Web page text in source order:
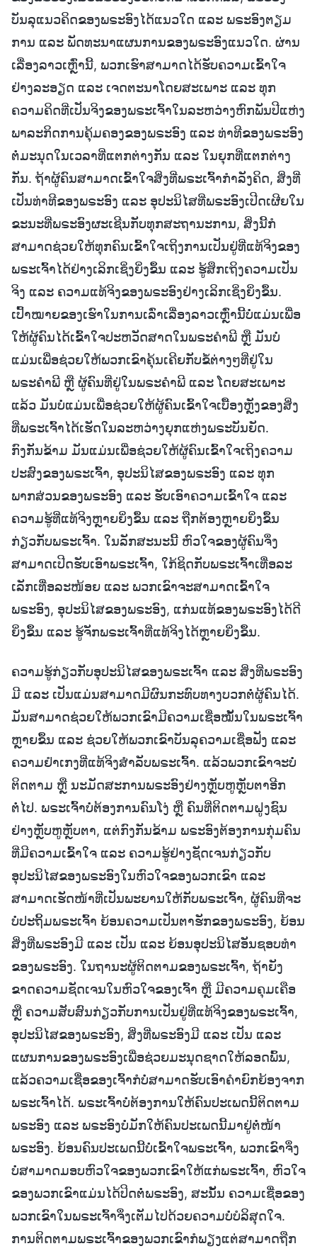
ບັນລຸແນວຄິດຂອງພຣະອົງໄດ້ແນວໃດ ແລະ ພຣະອົງຕຽມ
ການ ແລະ ພັດທະນາແຜນການຂອງພຣະອົງແນວໃດ. ຜ່ານ
ເລື່ອງລາວເຫຼົ່ານີ້, ພວກເຮົາສາມາດໄດ້ຮັບຄວາມເຂົ້າໃຈ
ຢ່າງລະອຽດ ແລະ ເຈດຕະນາໂດຍສະເພາະ ແລະ ທຸກ
ຄວາມຄິດທີ່ເປັນຈິງຂອງພຣະເຈົ້າໃນລະຫວ່າງຫົກພັນປີແຫ່ງ
ພາລະກິດການຄຸ້ມຄອງຂອງພຣະອົງ ແລະ ທ່າທີຂອງພຣະອົງ
ຕໍ່ມະນຸດໃນເວລາທີ່ແຕກຕ່າງກັນ ແລະ ໃນຍຸກທີ່ແຕກຕ່າງ
ກັນ. ຖ້າຜູ້ຄົນສາມາດເຂົ້າໃຈສິ່ງທີ່ພຣະເຈົ້າກຳລັງຄິດ, ສິ່ງທີ່
ເປັນທ່າທີຂອງພຣະອົງ ແລະ ອຸປະນິໄສທີ່ພຣະອົງເປີດເຜີຍໃນ
ຂະນະທີ່ພຣະອົງຜະເຊີນກັບທຸກສະຖານະການ, ສິ່ງນີ້ກໍ
ສາມາດຊ່ວຍໃຫ້ທຸກຄົນເຂົ້າໃຈເຖິງການເປັນຢູ່ທີ່ແທ້ຈິງຂອງ
ພຣະເຈົ້າໄດ້ຢ່າງເລິກເຊິ່ງຍິ່ງຂຶ້ນ ແລະ ຮູ້ສຶກເຖິງຄວາມເປັນ
ຈິງ ແລະ ຄວາມແທ້ຈິງຂອງພຣະອົງຢ່າງເລິກເຊິ່ງຍິ່ງຂຶ້ນ.
ເປົ້າໝາຍຂອງເຮົາໃນການເລົ່າເລື່ອງລາວເຫຼົ່ານີ້ບໍ່ແມ່ນເພື່ອ
ໃຫ້ຜູ້ຄົນໄດ້ເຂົ້າໃຈປະຫວັດສາດໃນພຣະຄຳພີ ຫຼື ມັນບໍ່
ແມ່ນເພື່ອຊ່ວຍໃຫ້ພວກເຂົາຄຸ້ນເຄີຍກັບຂໍ້ຕ່າງໆທີ່ຢູ່ໃນ
ພຣະຄຳພີ ຫຼື ຜູ້ຄົນທີ່ຢູ່ໃນພຣະຄຳພີ ແລະ ໂດຍສະເພາະ
ແລ້ວ ມັນບໍ່ແມ່ນເພື່ອຊ່ວຍໃຫ້ຜູ້ຄົນເຂົ້າໃຈເບື້ອງຫຼັງຂອງສິ່ງ
ທີ່ພຣະເຈົ້າໄດ້ເຮັດໃນລະຫວ່າງຍຸກແຫ່ງພຣະບັນຍັດ.
ກົງກັນຂ້າມ ມັນແມ່ນເພື່ອຊ່ວຍໃຫ້ຜູ້ຄົນເຂົ້າໃຈເຖິງຄວາມ
ປະສົງຂອງພຣະເຈົ້າ, ອຸປະນິໄສຂອງພຣະອົງ ແລະ ທຸກ
ພາກສ່ວນຂອງພຣະອົງ ແລະ ຮັບເອົາຄວາມເຂົ້າໃຈ ແລະ
ຄວາມຮູ້ທີ່ແທ້ຈິງຫຼາຍຍິ່ງຂຶ້ນ ແລະ ຖືກຕ້ອງຫຼາຍຍິ່ງຂຶ້ນ
ກ່ຽວກັບພຣະເຈົ້າ. ໃນລັກສະນະນີ້ ຫົວໃຈຂອງຜູ້ຄົນຈຶ່ງ
ສາມາດເປີດຮັບເອົາພຣະເຈົ້າ, ໃກ້ຊິດກັບພຣະເຈົ້າເທື່ອລະ
ເລັກເທື່ອລະໜ້ອຍ ແລະ ພວກເຂົາຈະສາມາດເຂົ້າໃຈ
ພຣະອົງ, ອຸປະນິໄສຂອງພຣະອົງ, ແກ່ນແທ້ຂອງພຣະອົງໄດ້ດີ
ຍິ່ງຂຶ້ນ ແລະ ຮູ້ຈັກພຣະເຈົ້າທີ່ແທ້ຈິງໄດ້ຫຼາຍຍິ່ງຂຶ້ນ.
ຄວາມຮູ້ກ່ຽວກັບອຸປະນິໄສຂອງພຣະເຈົ້າ ແລະ ສິ່ງທີ່ພຣະອົງ
ມີ ແລະ ເປັນແມ່ນສາມາດມີຜົນກະທົບທາງບວກຕໍ່ຜູ້ຄົນໄດ້.
ມັນສາມາດຊ່ວຍໃຫ້ພວກເຂົາມີຄວາມເຊື່ອໝັ້ນໃນພຣະເຈົ້າ
ຫຼາຍຂຶ້ນ ແລະ ຊ່ວຍໃຫ້ພວກເຂົາບັນລຸຄວາມເຊື່ອຟັງ ແລະ
ຄວາມຢຳເກງທີ່ແທ້ຈິງສຳລັບພຣະເຈົ້າ. ແລ້ວພວກເຂົາຈະບໍ່
ຕິດຕາມ ຫຼື ນະມັດສະການພຣະອົງຢ່າງຫຼັບຫູຫຼັບຕາອີກ
ຕໍ່ໄປ. ພຣະເຈົ້າບໍ່ຕ້ອງການຄົນໂງ່ ຫຼື ຄົນທີ່ຕິດຕາມຝູງຊົນ
ຢ່າງຫຼັບຫູຫຼັບຕາ, ແຕ່ກົງກັນຂ້າມ ພຣະອົງຕ້ອງການກຸ່ມຄົນ
ທີ່ມີຄວາມເຂົ້າໃຈ ແລະ ຄວາມຮູ້ຢ່າງຊັດເຈນກ່ຽວກັບ
ອຸປະນິໄສຂອງພຣະອົງໃນຫົວໃຈຂອງພວກເຂົາ ແລະ
ສາມາດເຮັດໜ້າທີ່ເປັນພະຍານໃຫ້ກັບພຣະເຈົ້າ, ຜູ້ຄົນທີ່ຈະ
ບໍ່ປະຖິ້ມພຣະເຈົ້າ ຍ້ອນຄວາມເປັນຕາຮັກຂອງພຣະອົງ, ຍ້ອນ
ສິ່ງທີ່ພຣະອົງມີ ແລະ ເປັນ ແລະ ຍ້ອນອຸປະນິໄສອັນຊອບທຳ
ຂອງພຣະອົງ. ໃນຖານະຜູ້ຕິດຕາມຂອງພຣະເຈົ້າ, ຖ້າຍັງ
ຂາດຄວາມຊັດເຈນໃນຫົວໃຈຂອງເຈົ້າ ຫຼື ມີຄວາມຄຸມເຄືອ
ຫຼື ຄວາມສັບສົນກ່ຽວກັບການເປັນຢູ່ທີ່ແທ້ຈິງຂອງພຣະເຈົ້າ,
ອຸປະນິໄສຂອງພຣະອົງ, ສິ່ງທີ່ພຣະອົງມີ ແລະ ເປັນ ແລະ
ແຜນການຂອງພຣະອົງເພື່ອຊ່ວຍມະນຸດຊາດໃຫ້ລອດພົ້ນ,
ແລ້ວຄວາມເຊື່ອຂອງເຈົ້າກໍບໍ່ສາມາດຮັບເອົາຄຳຍົກຍ້ອງຈາກ
ພຣະເຈົ້າໄດ້. ພຣະເຈົ້າບໍ່ຕ້ອງການໃຫ້ຄົນປະເພດນີ້ຕິດຕາມ
ພຣະອົງ ແລະ ພຣະອົງບໍ່ມັກໃຫ້ຄົນປະເພດນີ້ມາຢູ່ຕໍ່ໜ້າ
ພຣະອົງ. ຍ້ອນຄົນປະເພດນີ້ບໍ່ເຂົ້າໃຈພຣະເຈົ້າ, ພວກເຂົາຈຶ່ງ
ບໍ່ສາມາດມອບຫົວໃຈຂອງພວກເຂົາໃຫ້ແກ່ພຣະເຈົ້າ, ຫົວໃຈ
ຂອງພວກເຂົາແມ່ນໄດ້ປິດຕໍ່ພຣະອົງ, ສະນັ້ນ ຄວາມເຊື່ອຂອງ
ພວກເຂົາໃນພຣະເຈົ້າຈຶ່ງເຕັມໄປດ້ວຍຄວາມບໍ່ບໍລິສຸດໃຈ.
ການຕິດຕາມພຣະເຈົ້າຂອງພວກເຂົາກໍພຽງແຕ່ສາມາດຖືກ